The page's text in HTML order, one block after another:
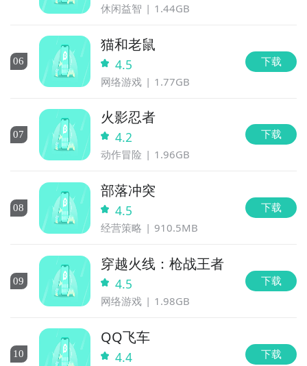
休闲益智 1.44GB
06
猫和老鼠
4.5
网络游戏 1.77GB
下载
07
火影忍者
4.2
动作冒险 1.96GB
下载
08
部落冲突
4.5
经营策略 910.5MB
下载
09
穿越火线：枪战王者
4.5
网络游戏 1.98GB
下载
10
QQ飞车
4.4 下载